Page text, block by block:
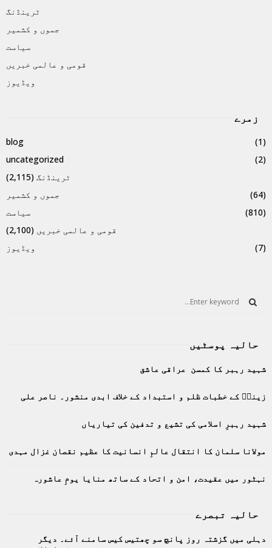
ٹرینڈنگ
جموں و کشمیر
سیاست
قومی و عالمی خبریں
ویڈیوز
زمرے
blog
(1)
uncategorized
(2)
ٹرینڈنگ (2,115)
جموں و کشمیر
(64)
سیاست
(810)
قومی و عالمی خبریں (2,100)
ویڈیوز
(7)
f
r
E
A
R
C
H
حالیہ پوسٹیں
شہید رہبر کا کمسن عراقی عاشق
زینبؑ کے خطبات ظلم و استبداد کے خلاف ابدی منشور۔ ناصر علی
شہید رہبرِ اسلامی کی تشیع و تدفین کی تیاریاں
مولانا سلمان کا انتقال عالمِ انسانیت کا عظیم نقصان غزال مہدی
نہٹور میں عقیدت، امن و اتحاد کے ساتھ منایا یومِ عاشورہ
حالیہ تبصرے
دہلی میں گزشتہ روز پانچ سو چھتیس کیس سامنے آئے۔ دیگر